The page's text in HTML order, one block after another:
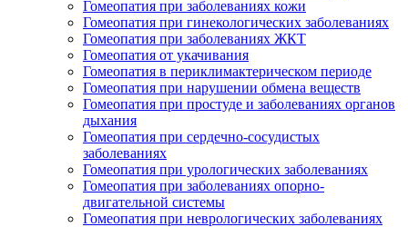
Гомеопатия при заболеваниях кожи
Гомеопатия при гинекологических заболеваниях
Гомеопатия при заболеваниях ЖКТ
Гомеопатия от укачивания
Гомеопатия в периклимактерическом периоде
Гомеопатия при нарушении обмена веществ
Гомеопатия при простуде и заболеваниях органов
дыхания
Гомеопатия при сердечно-сосудистых
заболеваниях
Гомеопатия при урологических заболеваниях
Гомеопатия при заболеваниях опорно-
двигательной системы
Гомеопатия при неврологических заболеваниях